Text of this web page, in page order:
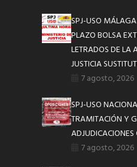
SPJ-USO
PLAZO BOLSA
LETRADOS DE LA
JUSTICIA
7 agosto, 2026
SPJ-USO
TRAMITACIÓN Y
7 agosto, 2026